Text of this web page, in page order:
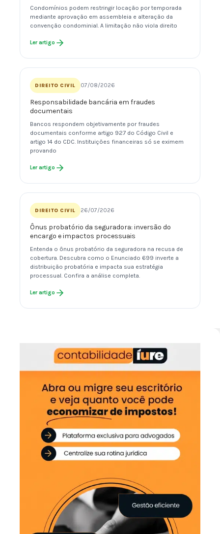
Condomínios podem restringir locação por temporada
mediante aprovação em assembleia e alteração da
convenção condominial. A limitação não viola direito
Ler artigo
DIREITO CIVIL 07/08/2026
Responsabilidade bancária em fraudes
documentais
Bancos respondem objetivamente por fraudes
documentais conforme artigo 927 do Código Civil e
artigo 14 do CDC. Instituições financeiras só se eximem
provando
Ler artigo
DIREITO CIVIL 26/07/2026
Ônus probatório da seguradora: inversão do
encargo e impactos processuais
Entenda o ônus probatório da seguradora na recusa de
cobertura. Descubra como o Enunciado 699 inverte a
distribuição probatória e impacta sua estratégia
processual. Confira a análise completa.
Ler artigo